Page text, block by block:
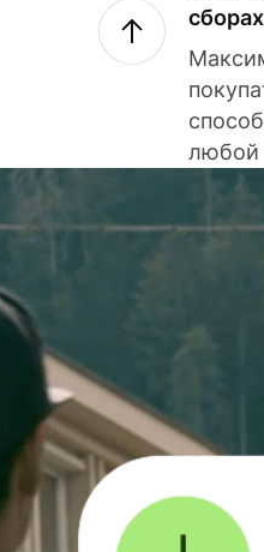
сборах
любой